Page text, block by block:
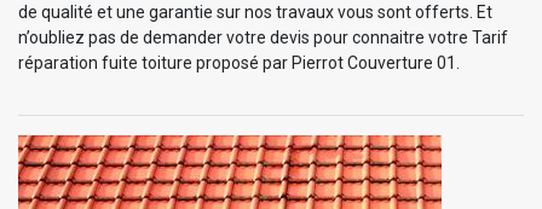
de qualité et une garantie sur nos travaux vous sont offerts. Et
n’oubliez pas de demander votre devis pour connaitre votre Tarif
réparation fuite toiture proposé par Pierrot Couverture 01.